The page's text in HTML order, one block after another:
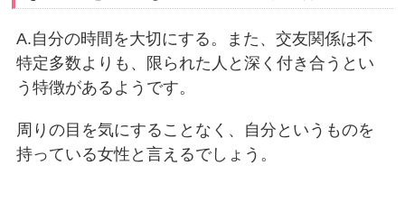
A.自分の時間を大切にする。また、交友関係は不
特定多数よりも、限られた人と深く付き合うとい
う特徴があるようです。
周りの目を気にすることなく、自分というものを
持っている女性と言えるでしょう。